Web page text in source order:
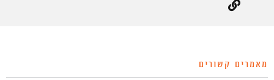
מאמרים קשורים